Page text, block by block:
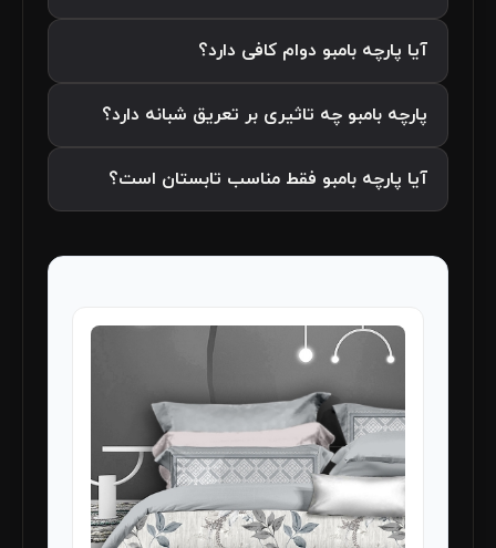
آیا پارچه بامبو دوام کافی دارد؟
پارچه بامبو چه تاثیری بر تعریق شبانه دارد؟
آیا پارچه بامبو فقط مناسب تابستان است؟